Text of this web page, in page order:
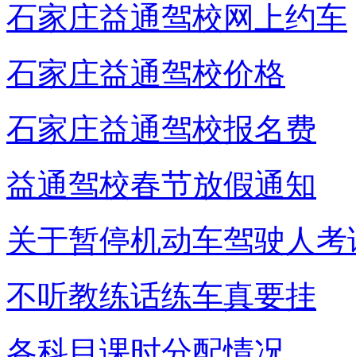
石家庄益通驾校网上约车
石家庄益通驾校价格
石家庄益通驾校报名费
益通驾校春节放假通知
关于暂停机动车驾驶人
不听教练话练车真要挂